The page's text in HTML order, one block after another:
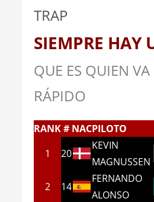
TRAP
SIEMPRE HAY
QUE ES QUIEN
RÁPIDO
RANK # NACPILOTO
1
20
KEVIN
MAGNUSSEN
2 14
FERNANDO
ALONSO